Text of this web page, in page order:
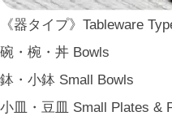
《器タイプ》Tableware
碗・椀・丼 Bowls
鉢・小鉢 Small Bowls
小皿・豆皿 Small Plates &
WASARA
一果ニ花 icca nicca
そのほか e.t.c
《食卓》Dining